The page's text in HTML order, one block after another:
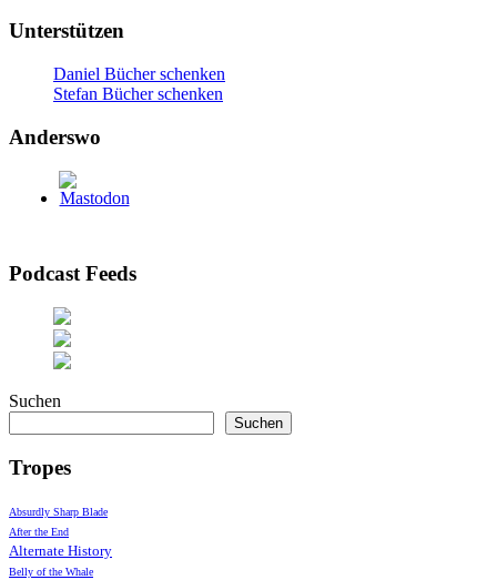
Unterstützen
Daniel Bücher schenken
Stefan Bücher schenken
Anderswo
Podcast Feeds
Suchen
Suchen
Tropes
Absurdly Sharp Blade
After the End
Alternate History
Belly of the Whale